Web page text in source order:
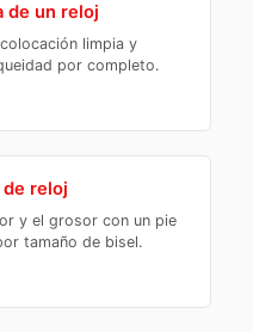
de un reloj
limpia y
por completo.
reloj
y el grosor con un pie
tamaño de bisel.